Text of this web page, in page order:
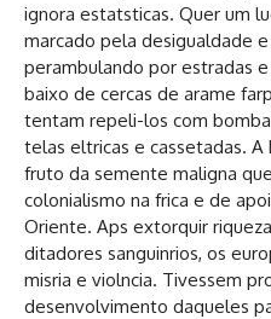
ignora estatsticas. Quer um
marcado pela desigualdade
perambulando por estradas
baixo de cercas de arame
tentam repeli-los com
telas eltricas e cassetadas.
fruto da semente maligna
colonialismo na frica e de
Oriente. Aps extorquir
ditadores sanguinrios, os
misria e violncia. Tivessem
desenvolvimento daqueles